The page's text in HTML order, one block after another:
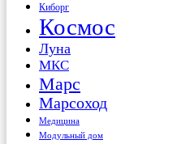
Киборг
Космос
Луна
МКС
Марс
Марсоход
Медицина
Модульный дом